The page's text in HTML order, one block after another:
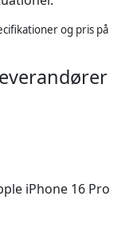
og pris på
iPhone 16 Pro